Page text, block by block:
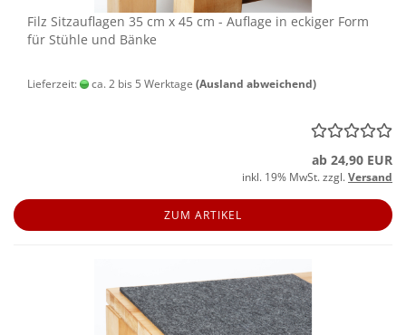
Filz Sitz­auf­la­gen 35 cm x 45 cm - Auf­la­ge in ecki­ger Form
für Stüh­le und Bänke
Lieferzeit: ca. 2 bis 5 Werktage (Ausland abweichend)
ab 24,90 EUR
inkl. 19% MwSt. zzgl.Versand
ZUM ARTIKEL